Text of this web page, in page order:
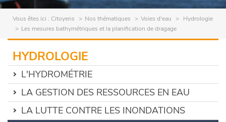
Vous êtes ici : Citoyens Nos thématiques Voies d'eau
Hydrologie
Les mesures bathymétriques et la planification de dragage
HYDROLOGIE
L'HYDROMÉTRIE
LA GESTION DES RESSOURCES EN EAU
LA LUTTE CONTRE LES INONDATIONS